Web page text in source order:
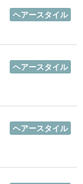
ヘアースタイル
ヘアースタイル
ヘアースタイル